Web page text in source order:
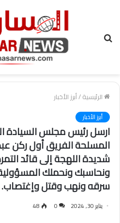
الرئيسية/أبرز الأخبار
أبرز الأخبار
ارسل رئيس مجلس السيادة
المسلحة الفريق أول ركن
شديدة اللهجة إلى قائد
ونحاسبك ونحملك
سرقه ونهب وقتل وإغتصاب.
يناير 30, 2024 0
48